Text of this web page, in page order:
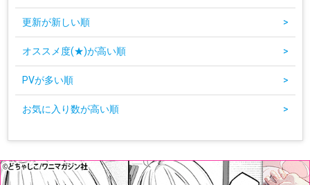
更新が新しい順 >
オススメ度(★)が高い順 >
PVが多い順 >
お気に入り数が高い順 >